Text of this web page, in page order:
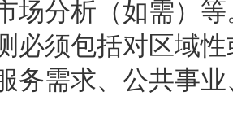
场分析（如需）
必须包括对区域
务需求、公共事